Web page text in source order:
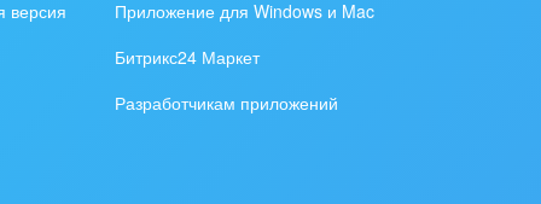
версия
Приложение для Windows и Mac
Битрикс24 Маркет
Разработчикам приложений